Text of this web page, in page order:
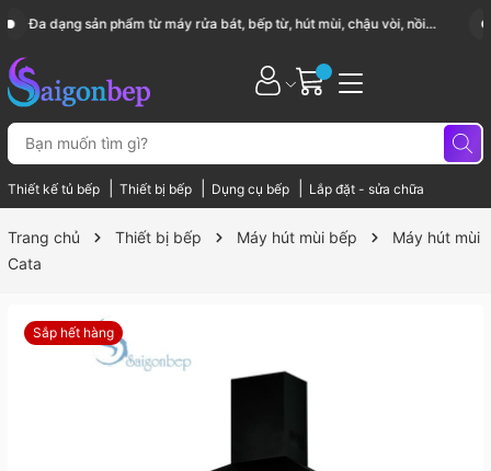
Sài Gòn Bếp chuyên thiết bị bếp, gia dụng bếp cao cấp
Thiết kế tủ bếp Thiết bị bếp Dụng cụ bếp Lắp đặt - sửa chữa
Trang chủ Thiết bị bếp Máy hút mùi bếp
Máy hút mùi
Cata
Sắp hết hàng